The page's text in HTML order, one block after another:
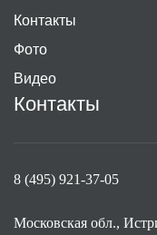
Контакты
Фото
Видео
Контакты
8 (495) 921-37-05
Московская обл.,